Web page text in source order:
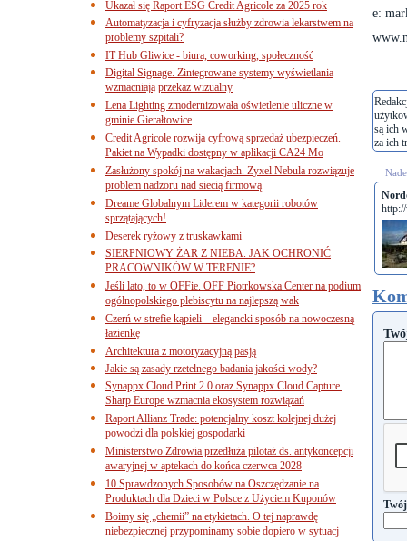
e:
są ich
za ich
Ukazał się Raport ESG Credit Agricole za 2025 rok
Automatyzacja i cyfryzacja służby zdrowia lekarstwem na
problemy szpitali?
IT Hub Gliwice - biura, coworking, społeczność
Digital Signage. Zintegrowane systemy wyświetlania
wzmacniają przekaz wizualny
Lena Lighting zmodernizowała oświetlenie uliczne w
gminie Gierałtowice
Credit Agricole rozwija cyfrową sprzedaż ubezpieczeń.
Pakiet na Wypadki dostępny w aplikacji CA24 Mo
Zasłużony spokój na wakacjach. Zyxel Nebula rozwiązuje
problem nadzoru nad siecią firmową
Dreame Globalnym Liderem w kategorii robotów
sprzątających!
Deserek ryżowy z truskawkami
SIERPNIOWY ŻAR Z NIEBA. JAK OCHRONIĆ
PRACOWNIKÓW W TERENIE?
Jeśli lato, to w OFFie. OFF Piotrkowska Center na podium
ogólnopolskiego plebiscytu na najlepszą wak
Czerń w strefie kąpieli – elegancki sposób na nowoczesną
łazienkę
Architektura z motoryzacyjną pasją
Jakie są zasady rzetelnego badania jakości wody?
Synappx Cloud Print 2.0 oraz Synappx Cloud Capture.
Sharp Europe wzmacnia ekosystem rozwiązań
Raport Allianz Trade: potencjalny koszt kolejnej dużej
powodzi dla polskiej gospodarki
Ministerstwo Zdrowia przedłuża pilotaż ds. antykoncepcji
awaryjnej w aptekach do końca czerwca 2028
10 Sprawdzonych Sposobów na Oszczędzanie na
Produktach dla Dzieci w Polsce z Użyciem Kuponów
Boimy się „chemii” na etykietach. O tej naprawdę
niebezpiecznej przypominamy sobie dopiero w sytuacj